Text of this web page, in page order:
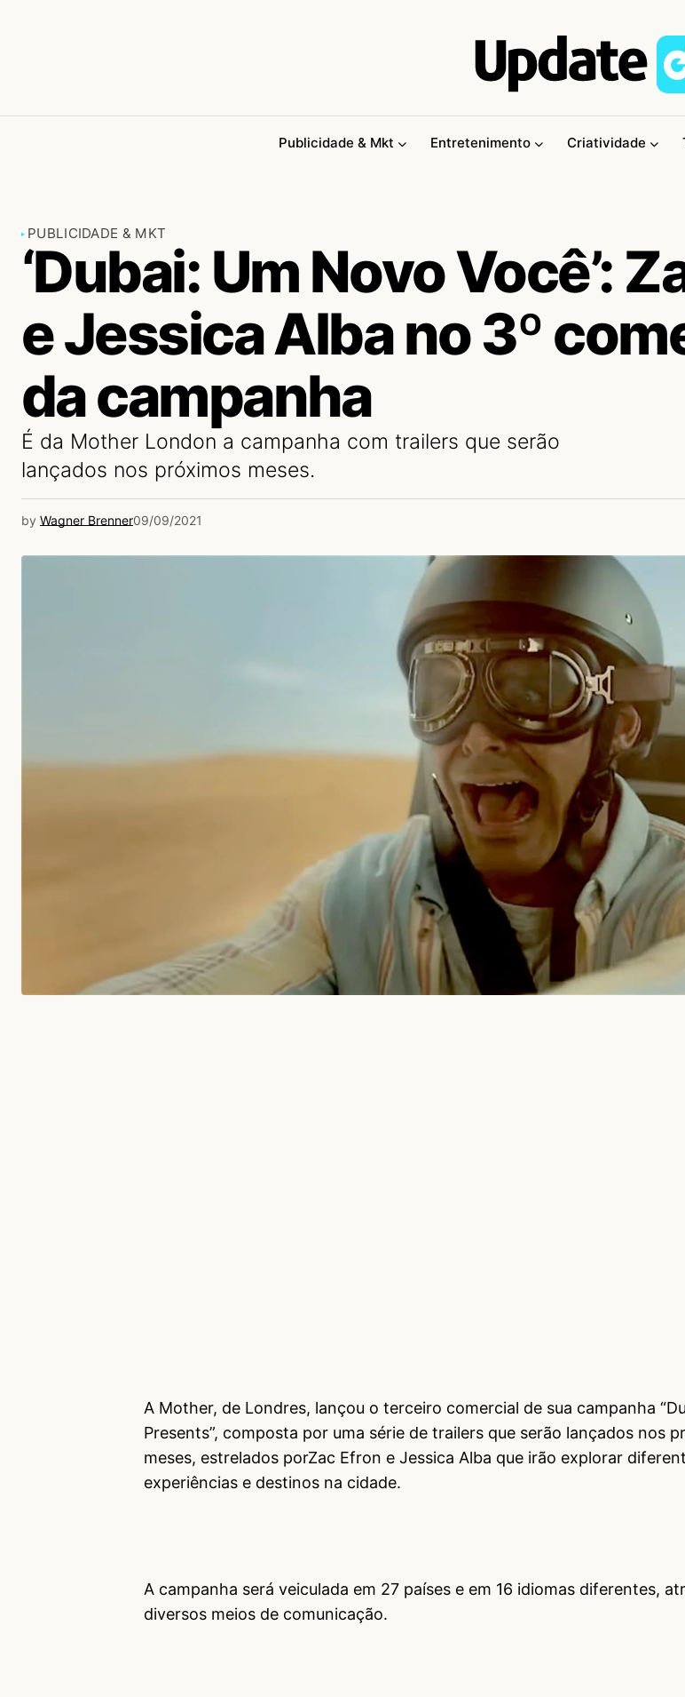
Publicidade & Mkt Entretenimento Criatividade
PUBLICIDADE & MKT
‘Dubai: Um Novo Você’:
e Jessica Alba no 3º
da campanha
É da Mother London a campanha com trailers que serão
lançados nos próximos meses.
by Wagner Brenner09/09/2021
A Mother, de Londres, lançou o terceiro comercial de sua campanha
Presents”, composta por uma série de trailers que serão lançados nos
meses, estrelados porZac Efron e Jessica Alba que irão explorar
experiências e destinos na cidade.
A campanha será veiculada em 27 países e em 16 idiomas diferentes,
diversos meios de comunicação.